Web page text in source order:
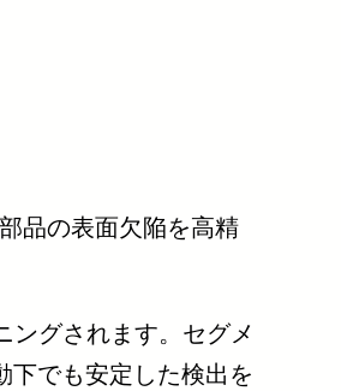
品の表面欠陥を高精
ングされます。セグメ
下でも安定した検出を